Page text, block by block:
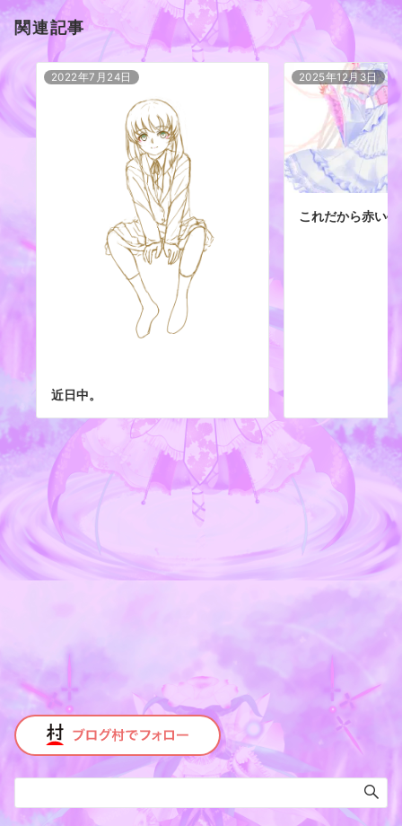
関連記事
2022年7月24日
近日中。
2025年12月3日
これだから赤い牛